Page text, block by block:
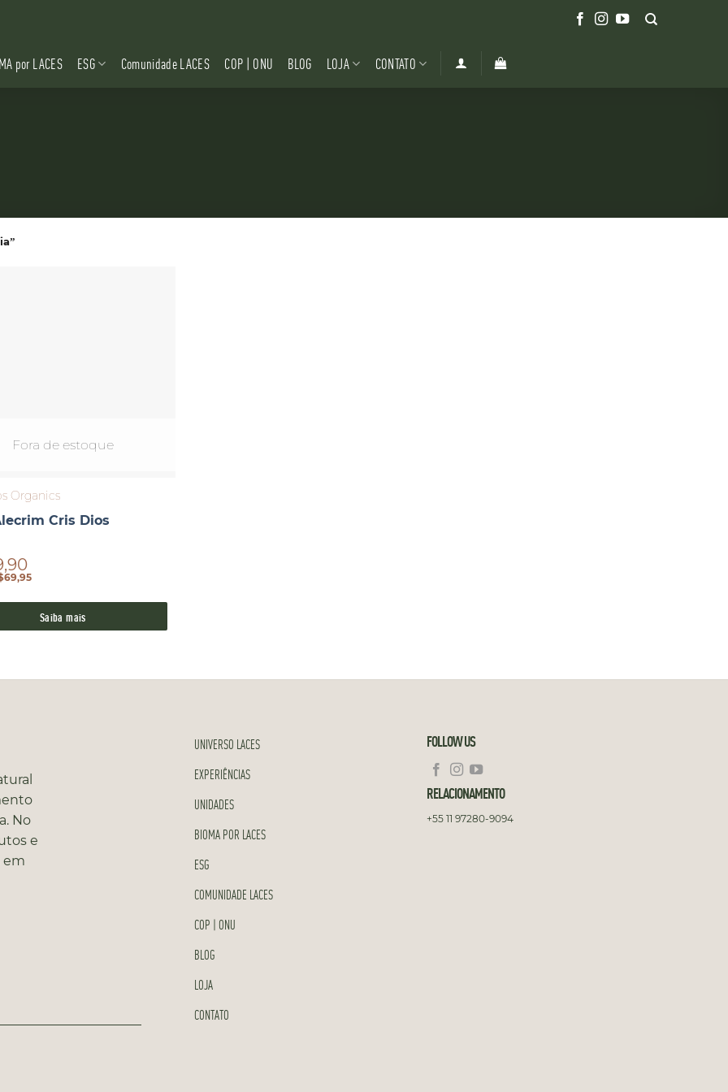
por LACES ESG Comunidade LACES COP | ONU BLOG LOJA CONTATO
Fora de estoque
Organics
Cris Dios
Saiba mais
No
e
em
UNIVERSO LACES
EXPERIÊNCIAS
UNIDADES
BIOMA POR LACES
ESG
COMUNIDADE LACES
COP | ONU
BLOG
LOJA
CONTATO
FOLLOW US
RELACIONAMENTO
+55 11 97280-9094